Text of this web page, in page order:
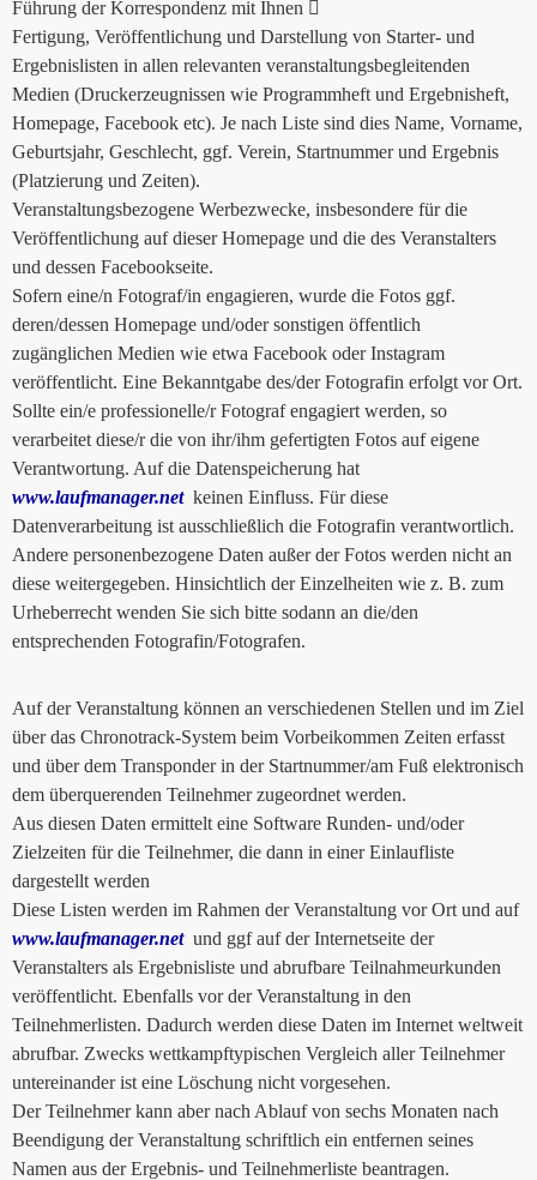
Führung der Korrespondenz mit Ihnen 
Fertigung, Veröffentlichung und Darstellung von Starter- und
Ergebnislisten in allen relevanten veranstaltungsbegleitenden
Medien (Druckerzeugnissen wie Programmheft und Ergebnisheft,
Homepage, Facebook etc). Je nach Liste sind dies Name, Vorname,
Geburtsjahr, Geschlecht, ggf. Verein, Startnummer und Ergebnis
(Platzierung und Zeiten).
Veranstaltungsbezogene Werbezwecke, insbesondere für die
Veröffentlichung auf dieser Homepage und die des Veranstalters
und dessen Facebookseite.
Sofern eine/n Fotograf/in engagieren, wurde die Fotos ggf.
deren/dessen Homepage und/oder sonstigen öffentlich
zugänglichen Medien wie etwa Facebook oder Instagram
veröffentlicht. Eine Bekanntgabe des/der Fotografin erfolgt vor Ort.
Sollte ein/e professionelle/r Fotograf engagiert werden, so
verarbeitet diese/r die von ihr/ihm gefertigten Fotos auf eigene
Verantwortung. Auf die Datenspeicherung hat
www.laufmanager.netkeinen Einfluss. Für diese
Datenverarbeitung ist ausschließlich die Fotografin verantwortlich.
Andere personenbezogene Daten außer der Fotos werden nicht an
diese weitergegeben. Hinsichtlich der Einzelheiten wie z. B. zum
Urheberrecht wenden Sie sich bitte sodann an die/den
entsprechenden Fotografin/Fotografen.
Auf der Veranstaltung können an verschiedenen Stellen und im Ziel
über das Chronotrack-System beim Vorbeikommen Zeiten erfasst
und über dem Transponder in der Startnummer/am Fuß elektronisch
dem überquerenden Teilnehmer zugeordnet werden.
Aus diesen Daten ermittelt eine Software Runden- und/oder
Zielzeiten für die Teilnehmer, die dann in einer Einlaufliste
dargestellt werden
Diese Listen werden im Rahmen der Veranstaltung vor Ort und auf
www.laufmanager.netund ggf auf der Internetseite der
Veranstalters als Ergebnisliste und abrufbare Teilnahmeurkunden
veröffentlicht. Ebenfalls vor der Veranstaltung in den
Teilnehmerlisten. Dadurch werden diese Daten im Internet weltweit
abrufbar. Zwecks wettkampftypischen Vergleich aller Teilnehmer
untereinander ist eine Löschung nicht vorgesehen.
Der Teilnehmer kann aber nach Ablauf von sechs Monaten nach
Beendigung der Veranstaltung schriftlich ein entfernen seines
Namen aus der Ergebnis- und Teilnehmerliste beantragen.